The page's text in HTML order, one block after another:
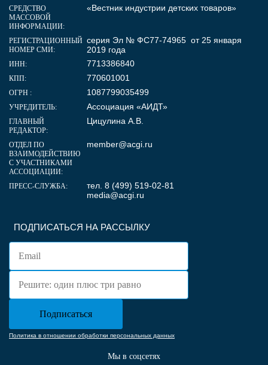
ПОДПИСАТЬСЯ НА РАССЫЛКУ
Политика в отношении обработки персональных данных
Мы в соцсетях
СРЕДСТВО
МАССОВОЙ
ИНФОРМАЦИИ:
«Вестник индустрии детских товаров»
РЕГИСТРАЦИОННЫЙ
НОМЕР СМИ:
серия Эл № ФС77-74965 от 25 января
2019 года
ИНН: 7713386840
КПП: 770601001
ОГРН : 1087799035499
УЧРЕДИТЕЛЬ: Ассоциация «АИДТ»
ГЛАВНЫЙ
РЕДАКТОР:
Цицулина А.В.
ОТДЕЛ ПО
ВЗАИМОДЕЙСТВИЮ
С УЧАСТНИКАМИ
АССОЦИАЦИИ:
member@acgi.ru
ПРЕСС-СЛУЖБА:
тел. 8 (499) 519-02-81
media@acgi.ru